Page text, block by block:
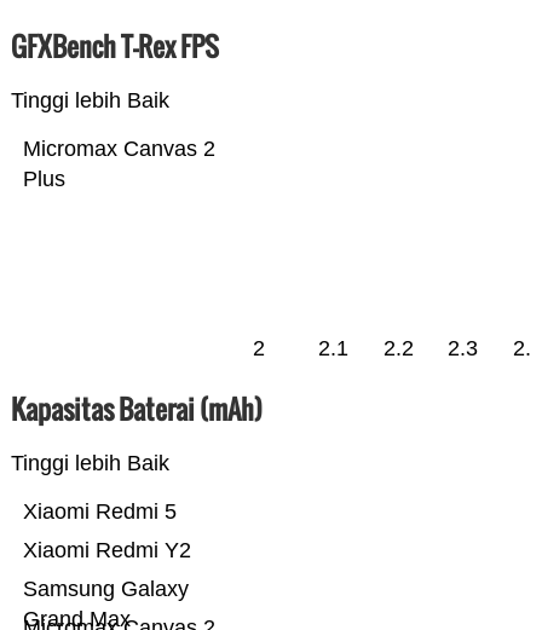
GFXBench T-Rex FPS
Tinggi lebih Baik
Micromax Canvas 2
Plus
2 2.1 2.2 2.3 2.4
Kapasitas Baterai (mAh)
Tinggi lebih Baik
Samsung Galaxy
Grand Max
Xiaomi Redmi Y2
Xiaomi Redmi 5